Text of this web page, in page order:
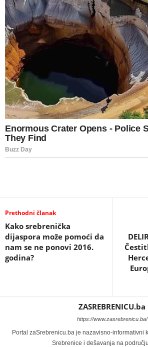
Prethodni članak
Kako srebrenička
dijaspora može pomoći da
nam se ne ponovi 2016.
godina?
ZASREBRENICU.ba
https://www.zasrebrenicu.ba/
Portal zaSrebrenicu.ba je nazavisno-informativni
Srebrenice i dešavanja na